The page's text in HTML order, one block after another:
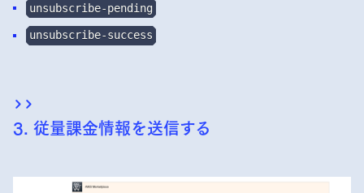
unsubscribe-pending
unsubscribe-success
3. 従量課金情報を送信する